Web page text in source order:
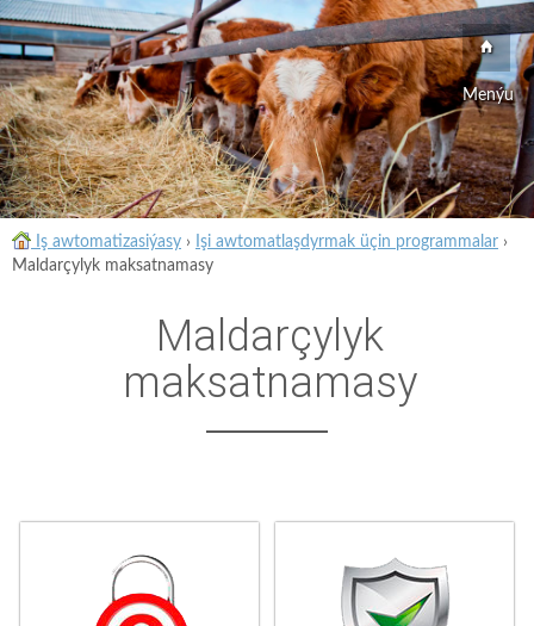
Menýu
Iş awtomatizasiýasy › Işi awtomatlaşdyrmak üçin programmalar ›
Maldarçylyk maksatnamasy
Maldarçylyk
maksatnamasy